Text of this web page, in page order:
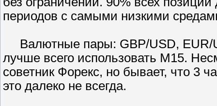
периодов с самыми низкими
Валютные пары: GBP/USD, EUR/
лучше всего использовать М15.
советник Форекс, но бывает, что 3
это далеко не всегда.